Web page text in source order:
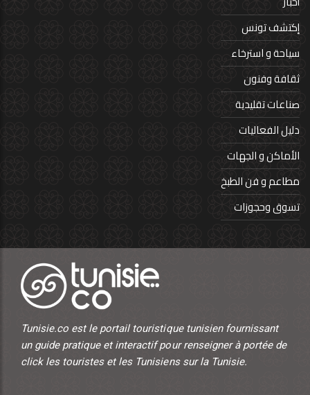
إكتشف تونس
سياحة و استرخاء
ثقافة وفنون
صناعات تقليدية
دليل الفعاليات
الأماكن و الجهات
مطاعم و فن الطبخ
تسوق وحجوزات
Tunisie.co est le portail touristique tunisien fournissant
un guide pratique et interactif pour renseigner à portée de
click les touristes et les Tunisiens sur la Tunisie.